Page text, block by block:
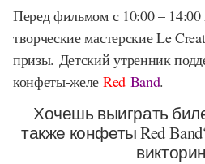
Перед фильмом с 10:00 – 14:00
творческие мастерские Le
призы. Детский утренник
конфеты-желе Red Band.
Хочешь выиграть
также конфеты Red